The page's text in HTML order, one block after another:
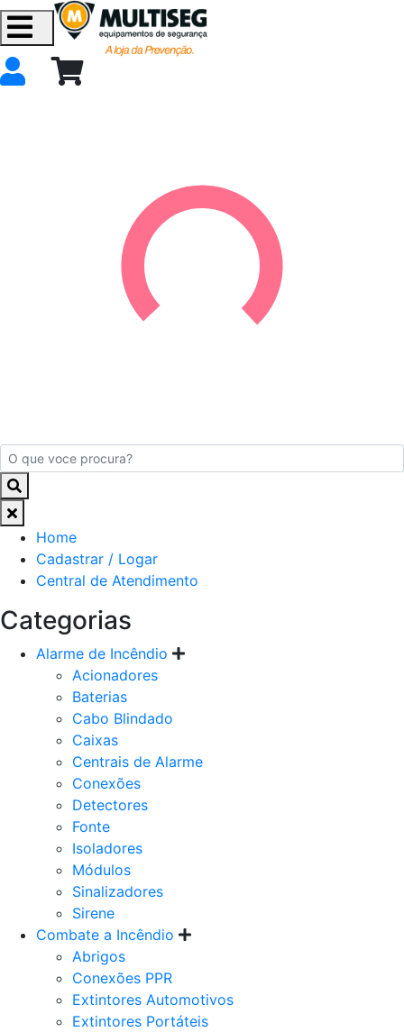
Home
Cadastrar / Logar
Central de Atendimento
Categorias
Alarme de Incêndio
Acionadores
Baterias
Cabo Blindado
Caixas
Centrais de Alarme
Conexões
Detectores
Fonte
Isoladores
Módulos
Sinalizadores
Sirene
Combate a Incêndio
Abrigos
Conexões PPR
Extintores Automotivos
Extintores Portáteis